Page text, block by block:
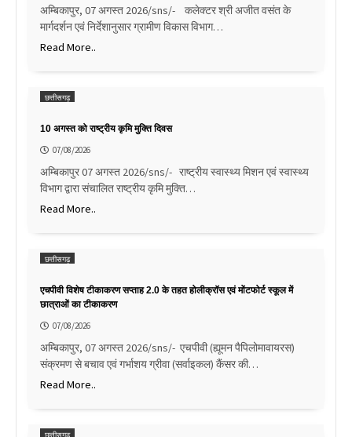
अम्बिकापुर, 07 अगस्त 2026/sns/- कलेक्टर श्री अजीत वसंत के
मार्गदर्शन एवं निर्देशानुसार ग्रामीण विकास विभाग…
Read More..
छत्तीसगढ़
10 अगस्त को राष्ट्रीय कृमि मुक्ति दिवस
07/08/2026
अम्बिकापुर 07 अगस्त 2026/sns/- राष्ट्रीय स्वास्थ्य मिशन एवं स्वास्थ्य
विभाग द्वारा संचालित राष्ट्रीय कृमि मुक्ति…
Read More..
छत्तीसगढ़
एचपीवी विशेष टीकाकरण सप्ताह 2.0 के तहत होलीक्रॉस एवं मोंटफोर्ट स्कूल में
छात्राओं का टीकाकरण
07/08/2026
अम्बिकापुर, 07 अगस्त 2026/sns/- एचपीवी (ह्यूमन पैपिलोमावायरस)
संक्रमण से बचाव एवं गर्भाशय ग्रीवा (सर्वाइकल) कैंसर की…
Read More..